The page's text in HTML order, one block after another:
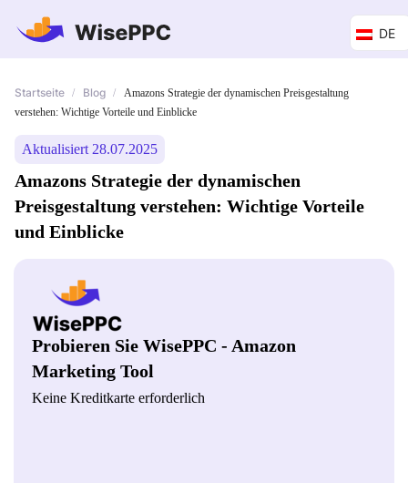
DE
Startseite / Blog /
Amazons Strategie der dynamischen Preisgestaltung
verstehen: Wichtige Vorteile und Einblicke
Aktualisiert 28.07.2025
Amazons Strategie der dynamischen
Preisgestaltung verstehen: Wichtige Vorteile
und Einblicke
Probieren Sie WisePPC - Amazon
Marketing Tool
Keine Kreditkarte erforderlich